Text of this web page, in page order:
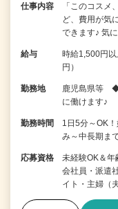
仕事内容
「このコスメ
ど、費用が気
できます♪ 気
給与
時給1,500円
円）
勤務地
鹿児島県等 ◆
に働けます♪
勤務時間
1日5分～OK
み～中長期ま
応募資格
未経験OK＆
会社員・派遣
イト・主婦（